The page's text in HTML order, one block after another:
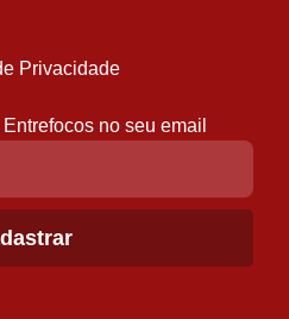
Privacidade
no seu email